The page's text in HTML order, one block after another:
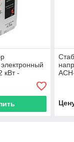
кВт -
2000Н/1-Ц -